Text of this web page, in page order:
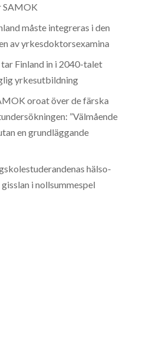
SAMOK
måste integreras i den
av yrkesdoktorsexamina
Finland in i 2040-talet
yrkesutbildning
oroat över de färska
”Välmående
en grundläggande
hälso-
i nollsummespel